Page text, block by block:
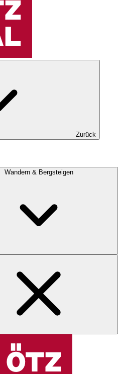
Zurück
Wandern & Bergsteigen